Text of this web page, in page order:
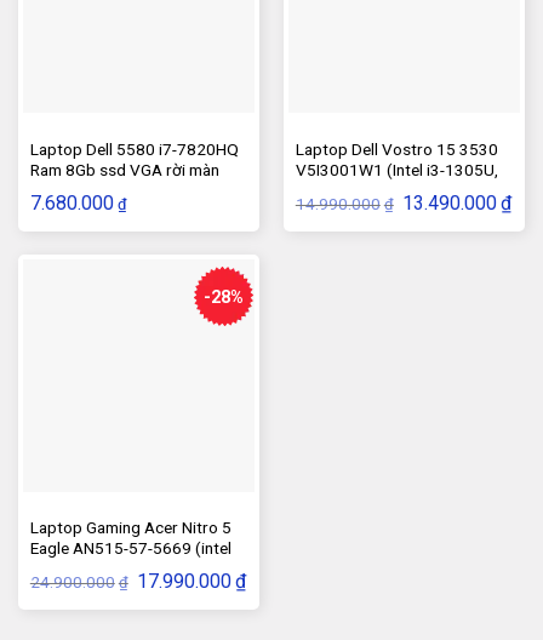
Laptop Dell 5580 i7-7820HQ
Ram 8Gb ssd VGA rời màn
7.680.000 ₫
Laptop Dell Vostro 15 3530
V5I3001W1 (Intel i3-1305U,
14.990.000 ₫ Giá
gốc
là:
13.490.000₫Giá
hiện
tại
-28%
Laptop Gaming Acer Nitro 5
Eagle AN515-57-5669 (intel
Core i5-11400H, RAM 8GB,
SSD 512GB, VGA Card Nividia
GTX 1650 4GB)
24.900.000 ₫ Giá
gốc
là:
17.990.000₫Giá
hiện
tại